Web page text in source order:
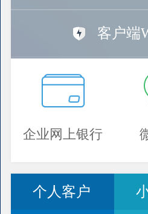
客户端
企业网上银行
个人客户